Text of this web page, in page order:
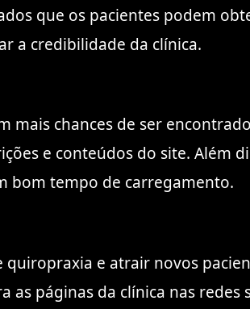
que os pacientes podem
a credibilidade da clínica.
mais chances de ser
e conteúdos do site. Além
bom tempo de carregamento.
e atrair novos
páginas da clínica nas redes